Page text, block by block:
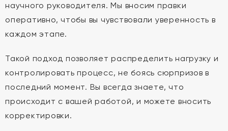
научного руководителя. Мы вносим правки
оперативно, чтобы вы чувствовали уверенность в
каждом этапе.
Такой подход позволяет распределить нагрузку и
контролировать процесс, не боясь сюрпризов в
последний момент. Вы всегда знаете, что
происходит с вашей работой, и можете вносить
корректировки.